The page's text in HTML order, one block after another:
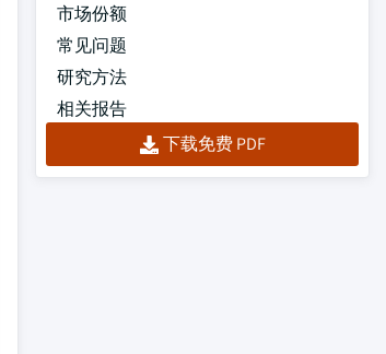
市场份额
常见问题
研究方法
相关报告
下载免费 PDF